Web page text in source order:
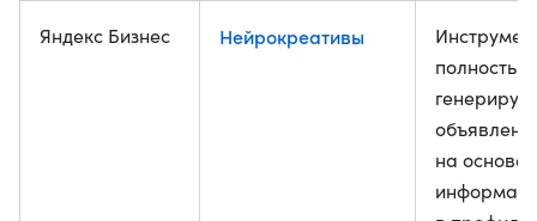
Яндекс Бизнес Нейрокреативы
полностью
на основе